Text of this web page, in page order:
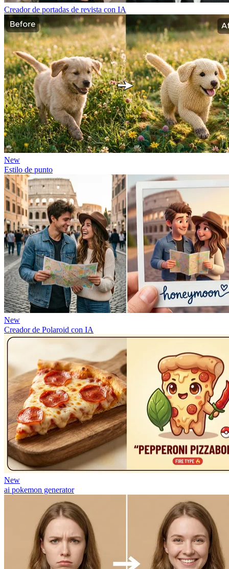
Creador de portadas de revista con IA
New
Estilo de punto
New
Creador de Polaroid con IA
New
ai pokemon generator